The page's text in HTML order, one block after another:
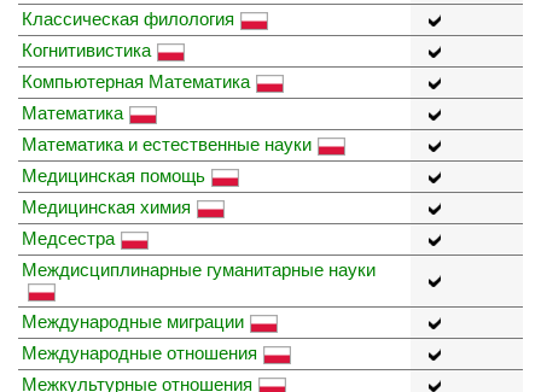
Классическая филология
Когнитивистика
Компьютерная Математика
Математика
Математика и естественные науки
Медицинская помощь
Медицинская химия
Медсестра
Междисциплинарные гуманитарные науки
Международные миграции
Международные отношения
Межкультурные отношения